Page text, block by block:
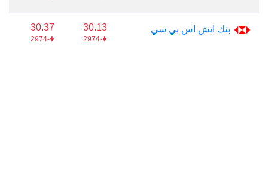
بنك اتش اس بي سي 30.13
🠟-2974
30.37
🠟-2974